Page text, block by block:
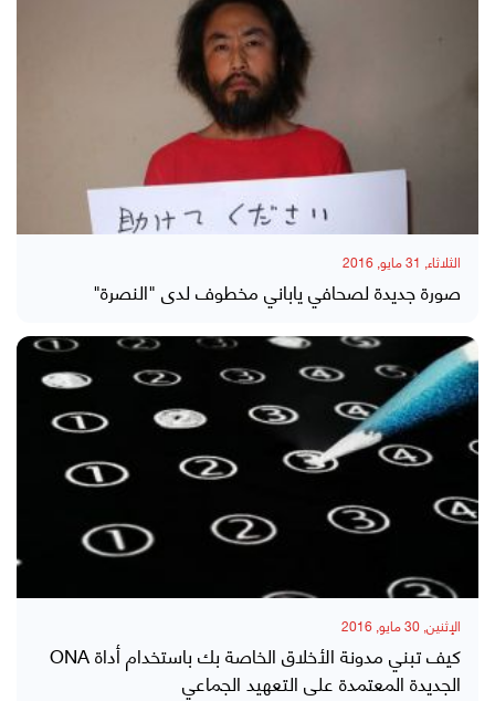
الثلاثاء, 31 مايو, 2016
صورة جديدة لصحافي ياباني مخطوف لدى "النصرة"
الإثنين, 30 مايو, 2016
كيف تبني مدونة الأخلاق الخاصة بك باستخدام أداة ONA
الجديدة المعتمدة على التعهيد الجماعي